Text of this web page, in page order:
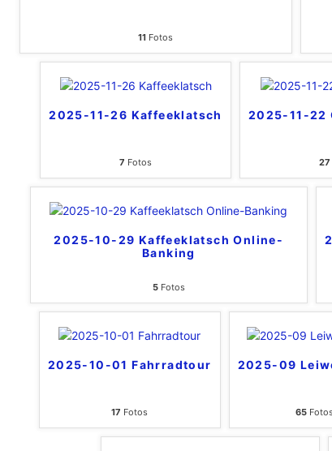
11 Fotos
2025-11-26 Kaffeeklatsch
7 Fotos
2025-11-22
27
2025-10-29 Kaffeeklatsch Online-
Banking
5Fotos
2025-10-01 Fahrradtour
17 Fotos
2025-09
65